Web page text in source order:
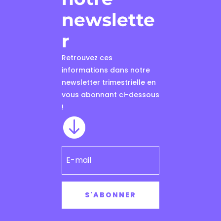
newslette
r
Retrouvez ces
informations dans notre
newsletter trimestrielle en
vous abonnant ci-dessous
!

S'ABONNER